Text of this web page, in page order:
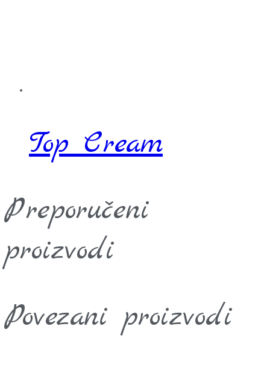
Top Cream
Preporučeni
proizvodi
Povezani proizvodi